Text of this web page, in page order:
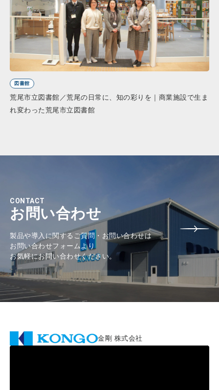
図書館
荒尾市立図書館／荒尾の日常に、知の彩りを｜商業施設で生ま
れ変わった荒尾市立図書館
CONTACT
お問い合わせ
製品や導入に関するご質問・お問い合わせは
お問い合わせフォームより
お気軽にお問い合わせください。
金剛 株式会社